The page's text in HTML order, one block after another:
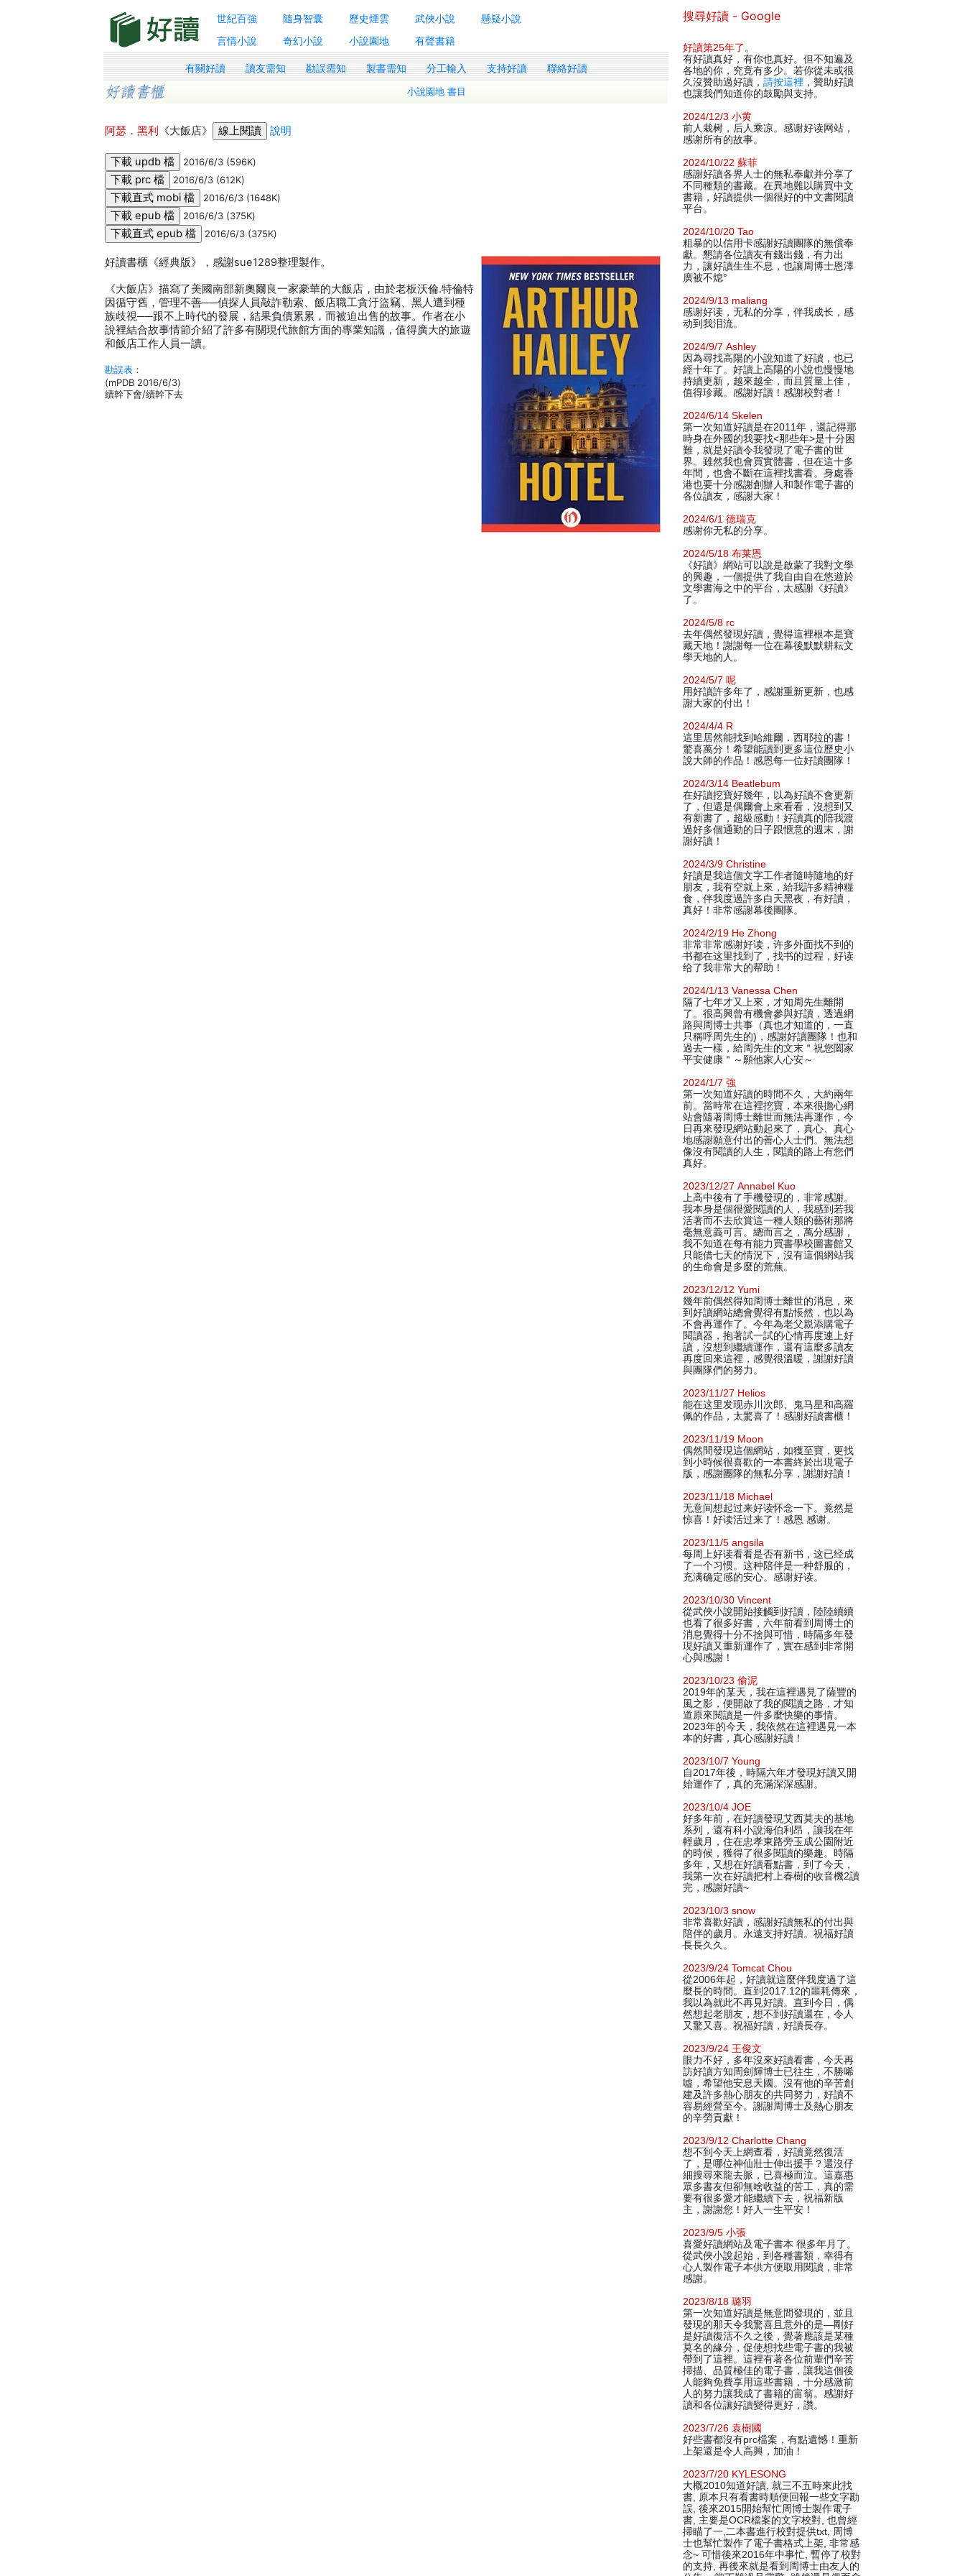
世紀百強 隨身智囊 歷史煙雲 武俠小說
懸疑小說
言情小說
奇幻小說 小說園地 有聲書籍
有關好讀 讀友需知 勘誤需知 製書需知 分工輸入 支持好讀 聯絡好讀
小說園地 書目
阿瑟．黑利 《大飯店》 說明
2016/6/3 (596K)
2016/6/3 (612K)
2016/6/3 (1648K)
2016/6/3 (375K)
2016/6/3 (375K)
好讀書櫃《經典版》，感謝sue1289整理製作。
《大飯店》描寫了美國南部新奧爾良一家豪華的大飯店，由於老板沃倫.特倫特
因循守舊，管理不善──偵探人員敲詐勒索、飯店職工貪汙盜竊、黑人遭到種
族歧視──跟不上時代的發展，結果負債累累，而被迫出售的故事。作者在小
說裡結合故事情節介紹了許多有關現代旅館方面的專業知識，值得廣大的旅遊
和飯店工作人員一讀。
勘誤表 ：
(mPDB 2016/6/3)
續幹下會/續幹下去
搜尋好讀 - Google
好讀第25年了 。
有好讀真好，有你也真好。但不知遍及
各地的你，究竟有多少。若你從未或很
久沒贊助過好讀， 請按這裡 ，贊助好讀
也讓我們知道你的鼓勵與支持。
2024/12/3 小黄
前人栽树，后人乘凉。感谢好读网站，
感谢所有的故事。
2024/10/22 蘇菲
感謝好讀各界人士的無私奉獻并分享了
不同種類的書藏。在異地難以購買中文
書籍，好讀提供一個很好的中文書閱讀
平台。
2024/10/20 Tao
粗暴的以信用卡感謝好讀團隊的無償奉
獻。懇請各位讀友有錢出錢，有力出
力，讓好讀生生不息，也讓周博士恩澤
廣被不熄°
2024/9/13 maliang
感谢好读，无私的分享，伴我成长，感
动到我泪流。
2024/9/7 Ashley
因為尋找高陽的小說知道了好讀，也已
經十年了。好讀上高陽的小說也慢慢地
持續更新，越來越全，而且質量上佳，
值得珍藏。感謝好讀！感謝校對者！
2024/6/14 Skelen
第一次知道好讀是在2011年，還記得那
時身在外國的我要找<那些年>是十分困
難，就是好讀令我發現了電子書的世
界。雖然我也會買實體書，但在這十多
年間，也會不斷在這裡找書看。身處香
港也要十分感謝創辦人和製作電子書的
各位讀友，感謝大家！
2024/6/1 德瑞克
感谢你无私的分享。
2024/5/18 布莱恩
《好讀》網站可以說是啟蒙了我對文學
的興趣，一個提供了我自由自在悠遊於
文學書海之中的平台，太感謝《好讀》
了。
2024/5/8 rc
去年偶然發現好讀，覺得這裡根本是寶
藏天地！謝謝每一位在幕後默默耕耘文
學天地的人。
2024/5/7 呢
用好讀許多年了，感謝重新更新，也感
謝大家的付出！
2024/4/4 R
這里居然能找到哈維爾．西耶拉的書！
驚喜萬分！希望能讀到更多這位歷史小
說大師的作品！感恩每一位好讀團隊！
2024/3/14 Beatlebum
在好讀挖寶好幾年，以為好讀不會更新
了，但還是偶爾會上來看看，沒想到又
有新書了，超級感動！好讀真的陪我渡
過好多個通勤的日子跟愜意的週末，謝
謝好讀！
2024/3/9 Christine
好讀是我這個文字工作者隨時隨地的好
朋友，我有空就上來，給我許多精神糧
食，伴我度過許多白天黑夜，有好讀，
真好！非常感謝幕後團隊。
2024/2/19 He Zhong
非常非常感谢好读，许多外面找不到的
书都在这里找到了，找书的过程，好读
给了我非常大的帮助！
2024/1/13 Vanessa Chen
隔了七年才又上來，才知周先生離開
了。很高興曾有機會參與好讀，透過網
路與周博士共事（真也才知道的，一直
只稱呼周先生的)，感謝好讀團隊！也和
過去一樣，給周先生的文末＂祝您闔家
平安健康＂～願他家人心安～
2024/1/7 強
第一次知道好讀的時間不久，大約兩年
前。當時常在這裡挖寶，本來很擔心網
站會隨著周博士離世而無法再運作，今
日再來發現網站動起來了，真心、真心
地感謝願意付出的善心人士們。無法想
像沒有閱讀的人生，閱讀的路上有您們
真好。
2023/12/27 Annabel Kuo
上高中後有了手機發現的，非常感謝。
我本身是個很愛閱讀的人，我感到若我
活著而不去欣賞這一種人類的藝術那將
毫無意義可言。總而言之，萬分感謝，
我不知道在每有能力買書學校圖書館又
只能借七天的情況下，沒有這個網站我
的生命會是多麼的荒蕪。
2023/12/12 Yumi
幾年前偶然得知周博士離世的消息，來
到好讀網站總會覺得有點悵然，也以為
不會再運作了。今年為老父親添購電子
閱讀器，抱著試一試的心情再度連上好
讀，沒想到繼續運作，還有這麼多讀友
再度回來這裡，感覺很溫暖，謝謝好讀
與團隊們的努力。
2023/11/27 Helios
能在这里发现赤川次郎、鬼马星和高羅
佩的作品，太驚喜了！感謝好讀書櫃！
2023/11/19 Moon
偶然間發現這個網站，如獲至寶，更找
到小時候很喜歡的一本書終於出現電子
版，感謝團隊的無私分享，謝謝好讀！
2023/11/18 Michael
无意间想起过来好读怀念一下。竟然是
惊喜！好读活过来了！感恩 感谢。
2023/11/5 angsila
每周上好读看看是否有新书，这已经成
了一个习惯。这种陪伴是一种舒服的，
充满确定感的安心。感谢好读。
2023/10/30 Vincent
從武俠小說開始接觸到好讀，陸陸續續
也看了很多好書，六年前看到周博士的
消息覺得十分不捨與可惜，時隔多年發
現好讀又重新運作了，實在感到非常開
心與感謝！
2023/10/23 偷泥
2019年的某天，我在這裡遇見了薩豐的
風之影，便開啟了我的閱讀之路，才知
道原來閱讀是一件多麼快樂的事情。
2023年的今天，我依然在這裡遇見一本
本的好書，真心感謝好讀！
2023/10/7 Young
自2017年後，時隔六年才發現好讀又開
始運作了，真的充滿深深感謝。
2023/10/4 JOE
好多年前，在好讀發現艾西莫夫的基地
系列，還有科小說海伯利昂，讓我在年
輕歲月，住在忠孝東路旁玉成公園附近
的時候，獲得了很多閱讀的樂趣。時隔
多年，又想在好讀看點書，到了今天，
我第一次在好讀把村上春樹的收音機2讀
完，感謝好讀~
2023/10/3 snow
非常喜歡好讀，感謝好讀無私的付出與
陪伴的歲月。永遠支持好讀。祝福好讀
長長久久。
2023/9/24 Tomcat Chou
從2006年起，好讀就這麼伴我度過了這
麼長的時間。直到2017.12的噩耗傳來，
我以為就此不再見好讀。直到今日，偶
然想起老朋友，想不到好讀還在，令人
又驚又喜。祝福好讀，好讀長存。
2023/9/24 王俊文
眼力不好，多年沒來好讀看書，今天再
訪好讀方知周劍輝博士已往生，不勝唏
噓，希望他安息天國。沒有他的辛苦創
建及許多熱心朋友的共同努力，好讀不
容易經營至今。謝謝周博士及熱心朋友
的辛勞貢獻！
2023/9/12 Charlotte Chang
想不到今天上網查看，好讀竟然復活
了，是哪位神仙壯士伸出援手？還沒仔
細搜尋來龍去脈，已喜極而泣。這嘉惠
眾多書友但卻無啥收益的苦工，真的需
要有很多愛才能繼續下去，祝福新版
主，謝謝您！好人一生平安！
2023/9/5 小張
喜愛好讀網站及電子書本 很多年月了。
從武俠小說起始，到各種書類，幸得有
心人製作電子本供方便取用閱讀，非常
感謝。
2023/8/18 璐羽
第一次知道好讀是無意間發現的，並且
發現的那天令我驚喜且意外的是—剛好
是好讀復活不久之後，覺著應該是某種
莫名的緣分，促使想找些電子書的我被
帶到了這裡。這裡有著各位前輩們辛苦
掃描、品質極佳的電子書，讓我這個後
人能夠免費享用這些書籍，十分感激前
人的努力讓我成了書籍的富翁。感謝好
讀和各位讓好讀變得更好，讚。
2023/7/26 袁樹國
好些書都沒有prc檔案，有點遺憾！重新
上架還是令人高興，加油！
2023/7/20 KYLESONG
大概2010知道好讀, 就三不五時來此找
書, 原本只有看書時順便回報一些文字勘
誤, 後來2015開始幫忙周博士製作電子
書, 主要是OCR檔案的文字校對, 也曾經
掃瞄了一,二本書進行校對提供txt, 周博
士也幫忙製作了電子書格式上架, 非常感
念~ 可惜後來2016年中事忙, 暫停了校對
的支持, 再後來就是看到周博士由友人的